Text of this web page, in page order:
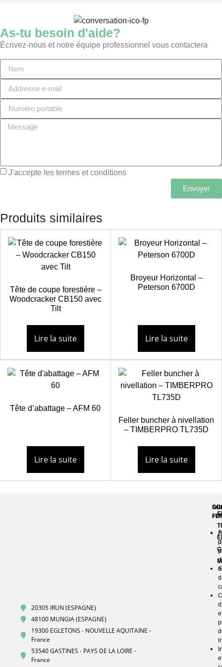
As-tu besoin d'aide?
Écrivez-nous et notre équipe professionnel vous contactera
J'accepte les termes et conditions
Envoyer
Produits similaires
Tête de coupe forestière –
Woodcracker CB150 avec
Tilt
Lire la suite
Broyeur Horizontal –
Peterson 6700D
Lire la suite
Tête d’abattage – AFM 60
Lire la suite
Feller buncher à nivellation
– TIMBERPRO TL735D
Lire la suite
20305 IRUN (ESPAGNE)
48100 MUNGIA (ESPAGNE)
19300 EGLETONS - NOUVELLE AQUITAINE -
France
53540 GASTINES - PAYS DE LA LOIRE -
France
FP
À